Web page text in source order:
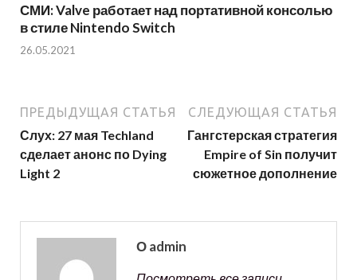
СМИ: Valve работает над портативной консолью
в стиле Nintendo Switch
26.05.2021
ПРЕДЫДУЩАЯ СТАТЬЯ
Слух: 27 мая Techland
сделает анонс по Dying
Light 2
СЛЕДУЮЩАЯ СТАТЬЯ
Гангстерская стратегия
Empire of Sin получит
сюжетное дополнение
О admin